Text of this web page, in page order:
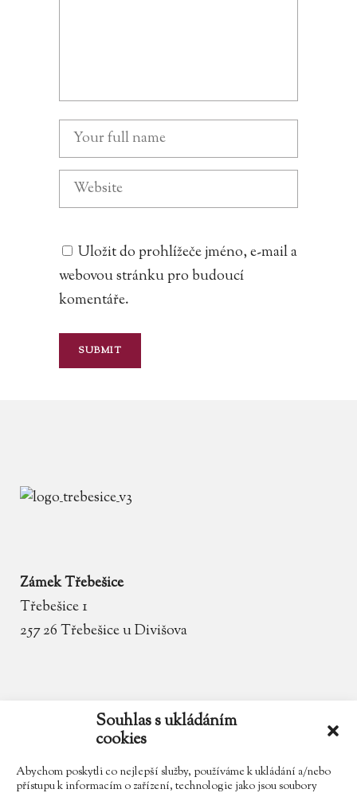
Souhlas s ukládáním
cookies
Abychom poskytli co nejlepší služby, používáme k ukládání a/nebo
přístupu k informacím o zařízení, technologie jako jsou soubory
Uložit do prohlížeče jméno, e-mail a
webovou stránku pro budoucí
komentáře.
Zámek Třebešice
Třebešice 1
257 26 Třebešice u Divišova
zamek.trebesice@volny.cz
602 354 467